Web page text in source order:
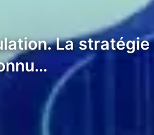
La